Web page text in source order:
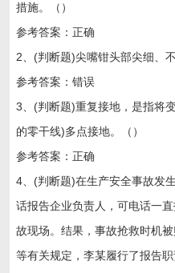
措施。（）
参考答案：正确
2、(判断题)尖嘴钳头部尖细、
参考答案：错误
3、(判断题)重复接地，是指将
的零干线)多点接地。（）
参考答案：正确
4、(判断题)在生产安全事故发
话报告企业负责人，可电话一
故现场。结果，事故抢救时机
等有关规定，李某履行了报告